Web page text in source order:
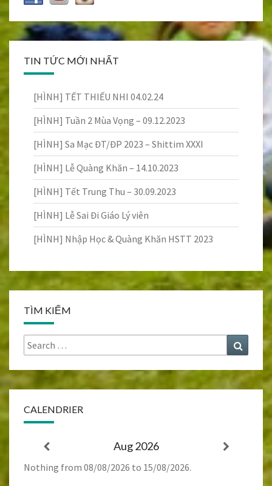
TIN TỨC MỚI NHẤT
[HÌNH] TẾT THIẾU NHI 04.02.24
[HÌNH] Tuần 2 Mùa Vọng – 09.12.2023
[HÌNH] Sa Mạc ĐT/ĐP 2023 – Shittim XXXI
[HÌNH] Lễ Quàng Khăn – 14.10.2023
[HÌNH] Tết Trung Thu – 30.09.2023
[HÌNH] Lễ Sai Đi Giáo Lý viên
[HÌNH] Nhập Học & Quàng Khăn HSTT 2023
TÌM KIẾM
Search
for:
Search
CALENDRIER
Aug 2026
Nothing from 08/08/2026 to 15/08/2026.